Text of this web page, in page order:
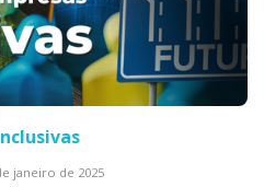
janeiro de 2025